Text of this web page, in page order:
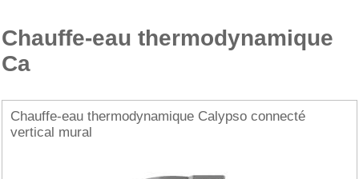
Chauffe-eau thermodynamique
Ca
Chauffe-eau thermodynamique Calypso connecté
vertical mural